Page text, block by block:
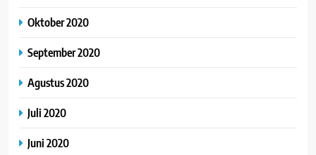
Oktober 2020
September 2020
Agustus 2020
Juli 2020
Juni 2020